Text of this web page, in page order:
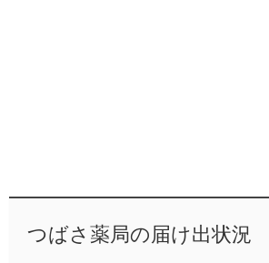
つばさ薬局の届け出状況